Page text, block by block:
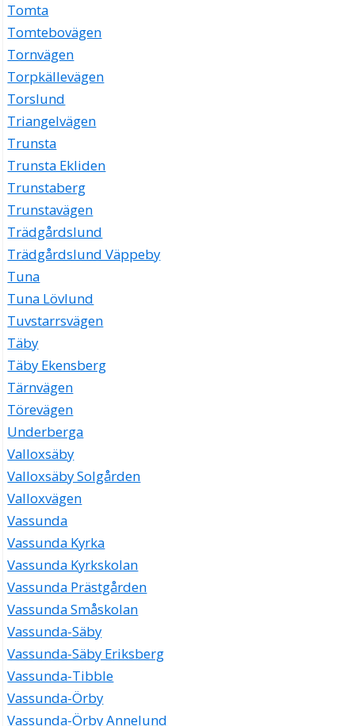
Tomta
Tomtebovägen
Tornvägen
Torpkällevägen
Torslund
Triangelvägen
Trunsta
Trunsta Ekliden
Trunstaberg
Trunstavägen
Trädgårdslund
Trädgårdslund Väppeby
Tuna
Tuna Lövlund
Tuvstarrsvägen
Täby
Täby Ekensberg
Tärnvägen
Törevägen
Underberga
Valloxsäby
Valloxsäby Solgården
Valloxvägen
Vassunda
Vassunda Kyrka
Vassunda Kyrkskolan
Vassunda Prästgården
Vassunda Småskolan
Vassunda-Säby
Vassunda-Säby Eriksberg
Vassunda-Tibble
Vassunda-Örby
Vassunda-Örby Annelund